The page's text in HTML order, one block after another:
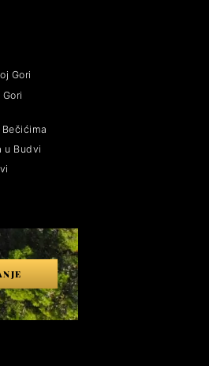
Gori
u Budvi